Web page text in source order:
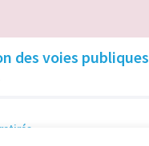
des voies publiques